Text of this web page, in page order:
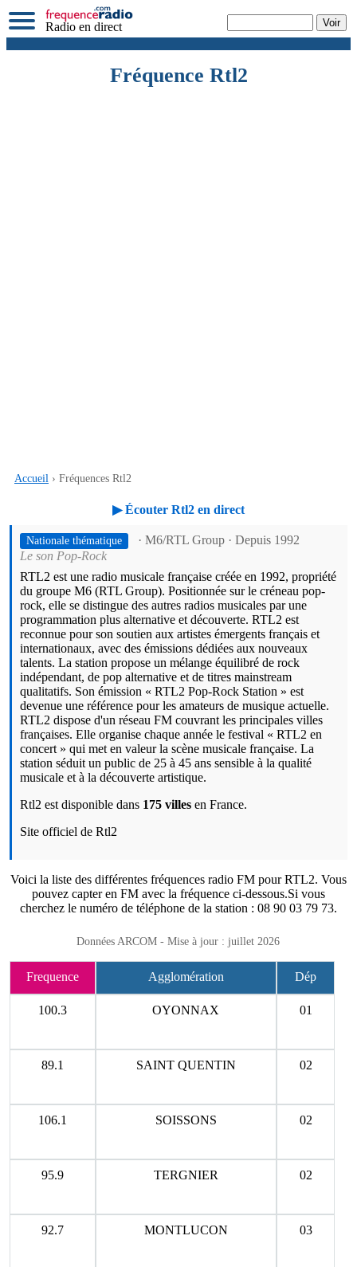
Radio en direct
Fréquence Rtl2
Accueil › Fréquences Rtl2
▶ Écouter Rtl2 en direct
Nationale thématique · M6/RTL Group · Depuis 1992
Le son Pop-Rock
RTL2 est une radio musicale française créée en 1992, propriété
du groupe M6 (RTL Group). Positionnée sur le créneau pop-
rock, elle se distingue des autres radios musicales par une
programmation plus alternative et découverte. RTL2 est
reconnue pour son soutien aux artistes émergents français et
internationaux, avec des émissions dédiées aux nouveaux
talents. La station propose un mélange équilibré de rock
indépendant, de pop alternative et de titres mainstream
qualitatifs. Son émission « RTL2 Pop-Rock Station » est
devenue une référence pour les amateurs de musique actuelle.
RTL2 dispose d'un réseau FM couvrant les principales villes
françaises. Elle organise chaque année le festival « RTL2 en
concert » qui met en valeur la scène musicale française. La
station séduit un public de 25 à 45 ans sensible à la qualité
musicale et à la découverte artistique.
Rtl2 est disponible dans 175 villes en France.
Site officiel de Rtl2
Voici la liste des différentes fréquences radio FM pour RTL2. Vous
pouvez capter en FM avec la fréquence ci-dessous.Si vous
cherchez le numéro de téléphone de la station : 08 90 03 79 73.
Données ARCOM - Mise à jour : juillet 2026
Frequence Agglomération Dép
100.3 OYONNAX 01
89.1 SAINT QUENTIN 02
106.1 SOISSONS 02
95.9 TERGNIER 02
92.7 MONTLUCON 03